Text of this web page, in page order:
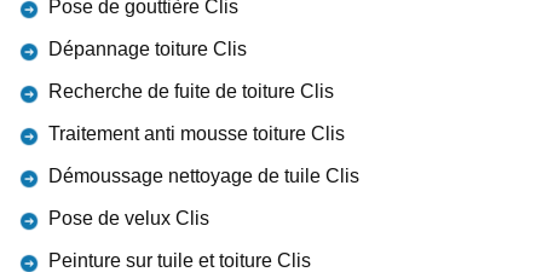
Pose de gouttière Clis
Dépannage toiture Clis
Recherche de fuite de toiture Clis
Traitement anti mousse toiture Clis
Démoussage nettoyage de tuile Clis
Pose de velux Clis
Peinture sur tuile et toiture Clis